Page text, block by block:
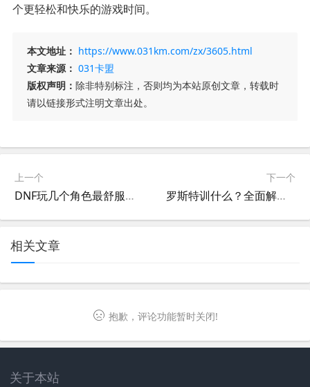
个更轻松和快乐的游戏时间。
本文地址： https://www.031km.com/zx/3605.html
文章来源： 031卡盟
版权声明： 除非特别标注，否则均为本站原创文章，转载时
请以链接形式注明文章出处。
上一个
DNF玩几个角色最舒服？-DNF推荐角色数量及游戏体验分析
下一个
罗斯特训什么？全面解析罗斯特训练内容-罗斯特训练方法和技巧有哪些
相关文章
抱歉，评论功能暂时关闭!
关于本站